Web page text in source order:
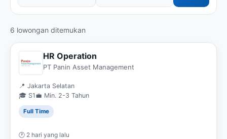
6 lowongan ditemukan
HR Operation
PT Panin Asset Management
📍 Jakarta Selatan
🎓 S1 💼 Min. 2-3 Tahun
Full Time
🕐 2 hari yang lalu